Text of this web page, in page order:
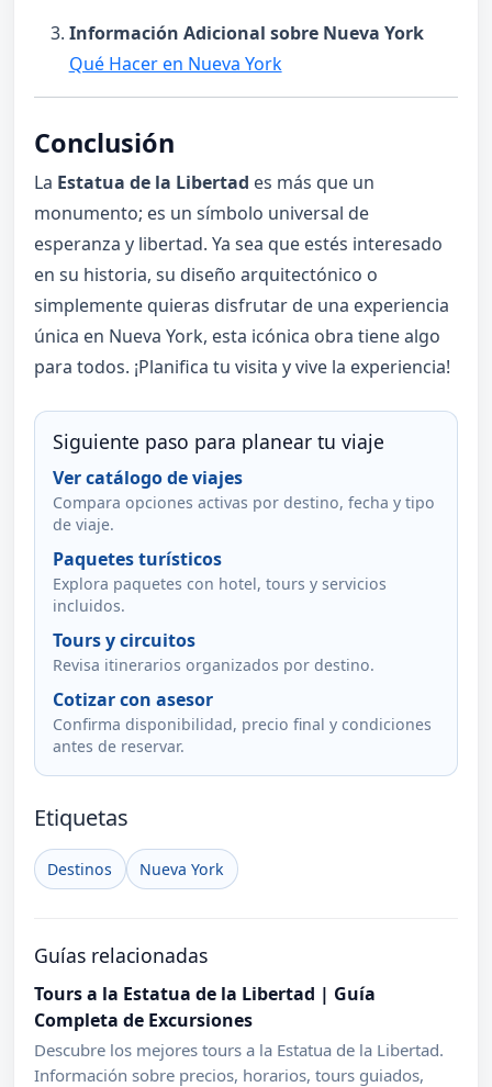
Información Adicional sobre Nueva York
Qué Hacer en Nueva York
Conclusión
La Estatua de la Libertad es más que un
monumento; es un símbolo universal de
esperanza y libertad. Ya sea que estés interesado
en su historia, su diseño arquitectónico o
simplemente quieras disfrutar de una experiencia
única en Nueva York, esta icónica obra tiene algo
para todos. ¡Planifica tu visita y vive la experiencia!
Siguiente paso para planear tu viaje
Ver catálogo de viajes
Compara opciones activas por destino, fecha y tipo
de viaje.
Paquetes turísticos
Explora paquetes con hotel, tours y servicios
incluidos.
Tours y circuitos
Revisa itinerarios organizados por destino.
Cotizar con asesor
Confirma disponibilidad, precio final y condiciones
antes de reservar.
Etiquetas
Destinos Nueva York
Guías relacionadas
Tours a la Estatua de la Libertad | Guía
Completa de Excursiones
Descubre los mejores tours a la Estatua de la Libertad.
Información sobre precios, horarios, tours guiados,